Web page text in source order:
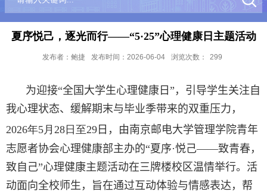
夏序悦己，逐光而行——“5·25”心理健康日主题活动
发布者：鲍捷 发布时间：2026-06-04 浏览次数： 299
为迎接“全国大学生心理健康日 ”， 引导学生关注自
我心理状态、 缓解期末与毕业季带来的双重压力 ，
2026年5 月 28日至29 日 ， 由南京邮电大学管理学院青年
志愿者协会心理健康部主办的“夏序·悦己——致青春，
致自己”心理健康主题活动在三牌楼校区温情举行。 活
动面向全校师生 ， 旨在通过互动体验与情感表达 ， 帮